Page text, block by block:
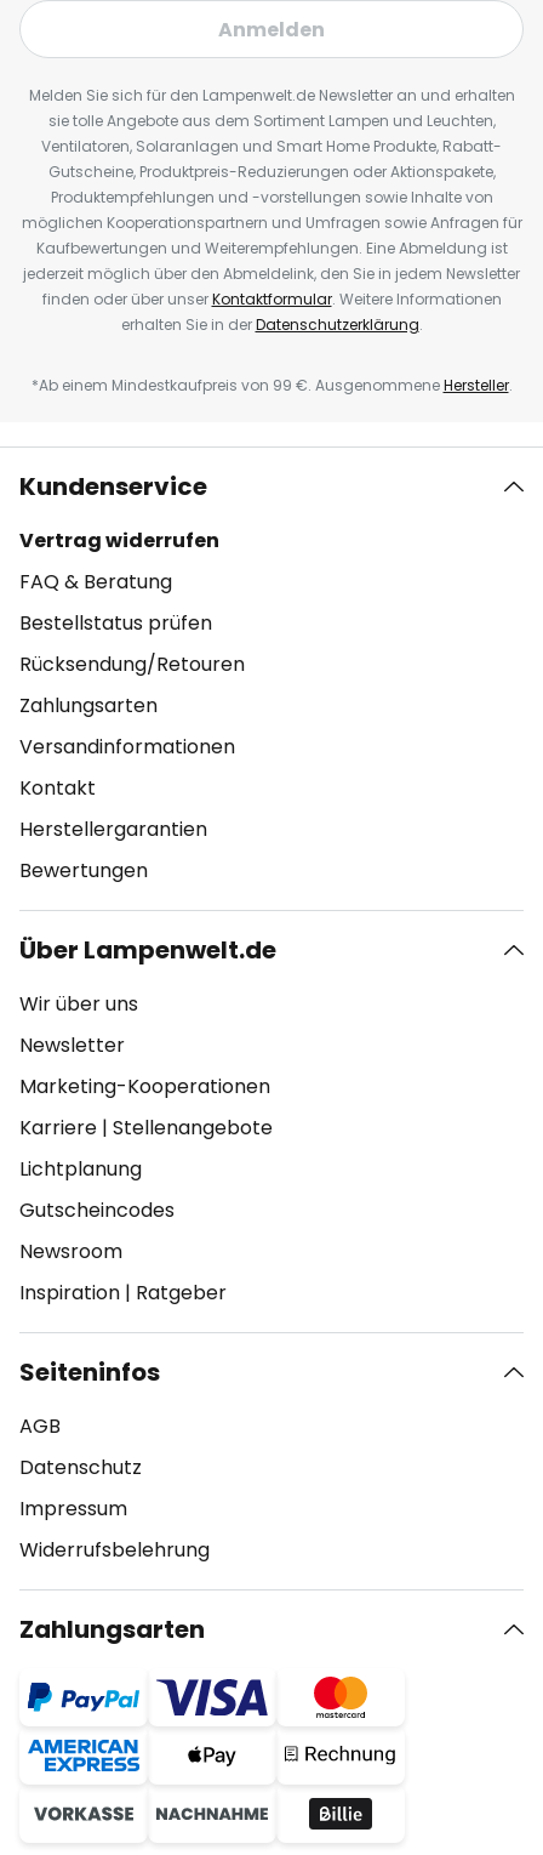
Anmelden
Melden Sie sich für den Lampenwelt.de Newsletter an und erhalten
sie tolle Angebote aus dem Sortiment Lampen und Leuchten,
Ventilatoren, Solaranlagen und Smart Home Produkte, Rabatt-
Gutscheine, Produktpreis-Reduzierungen oder Aktionspakete,
Produktempfehlungen und -vorstellungen sowie Inhalte von
möglichen Kooperationspartnern und Umfragen sowie Anfragen für
Kaufbewertungen und Weiterempfehlungen. Eine Abmeldung ist
jederzeit möglich über den Abmeldelink, den Sie in jedem Newsletter
finden oder über unserKontaktformular. Weitere Informationen
erhalten Sie in derDatenschutzerklärung.
*Ab einem Mindestkaufpreis von 99 €. AusgenommeneHersteller.
Kundenservice
Vertrag widerrufen
FAQ & Beratung
Bestellstatus prüfen
Rücksendung/Retouren
Zahlungsarten
Versandinformationen
Kontakt
Herstellergarantien
Bewertungen
Über Lampenwelt.de
Wir über uns
Newsletter
Marketing-Kooperationen
Karriere | Stellenangebote
Lichtplanung
Gutscheincodes
Newsroom
Inspiration | Ratgeber
Seiteninfos
AGB
Datenschutz
Impressum
Widerrufsbelehrung
Zahlungsarten